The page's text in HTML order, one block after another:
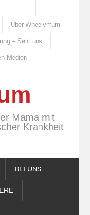
Über Wheelymum
– Seht uns
Medien
Mama mit
Krankheit
BEI UNS